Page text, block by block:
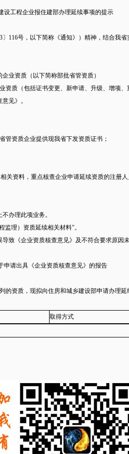
设工程企业报住建部办理延续事项的提示
116号，以下简称《通知》）精神，结合
业资质（以下简称部批省管资质）
质（包括证书变更、新申请、升级、增项
见》。
管资质企业提供现我省下发资质证书；
关资料，重点核查企业申请延续资质的注
办理此项业务。
理）资质延续相关材料”。
致《企业资质核查意见》及不符合要求原因
申请出具《企业资质核查意见》的报告
资质，现拟向住房和城乡建设部申请办理
取得方式